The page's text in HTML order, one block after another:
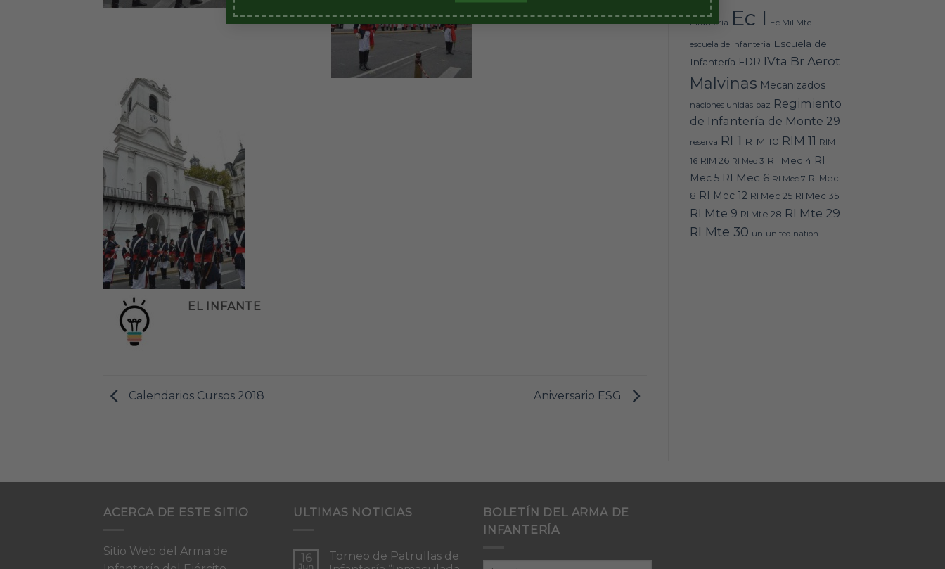
EL INFANTE
Calendarios Cursos 2018 Aniversario ESG
Infantería Ec I Ec Mil Mte
escuela de infanteria Escuela de
Infantería FDR IVta Br Aerot
Malvinas Mecanizados
naciones unidas paz Regimiento
de Infantería de Monte 29
reserva RI 1 RIM 10 RIM 11 RIM
16 RIM 26 RI Mec 3 RI Mec 4 RI
Mec 5 RI Mec 6 RI Mec 7 RI Mec
8 RI Mec 12 RI Mec 25 RI Mec 35
RI Mte 9 RI Mte 28 RI Mte 29
RI Mte 30 un united nation
ACERCA DE ESTE SITIO
Sitio Web del Arma de
ULTIMAS NOTICIAS
16
Jun
Torneo de Patrullas de
BOLETÍN DEL ARMA DE
INFANTERÍA